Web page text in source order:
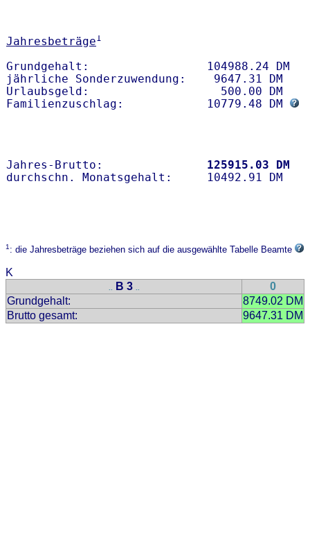
Jahresbeträge1
Grundgehalt:                 104988.24 DM
jährliche Sonderzuwendung:    9647.31 DM
Urlaubsgeld:                   500.00 DM
Familienzuschlag:            10779.48 DM
Jahres-Brutto: 125915.03 DM
1: die Jahresbeträge beziehen sich auf die ausgewählte Tabelle Beamte
K
.. B 3 ..
0
Grundgehalt:
8749.02 DM
Brutto gesamt:
9647.31 DM